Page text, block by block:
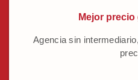
Mejor
Agencia sin